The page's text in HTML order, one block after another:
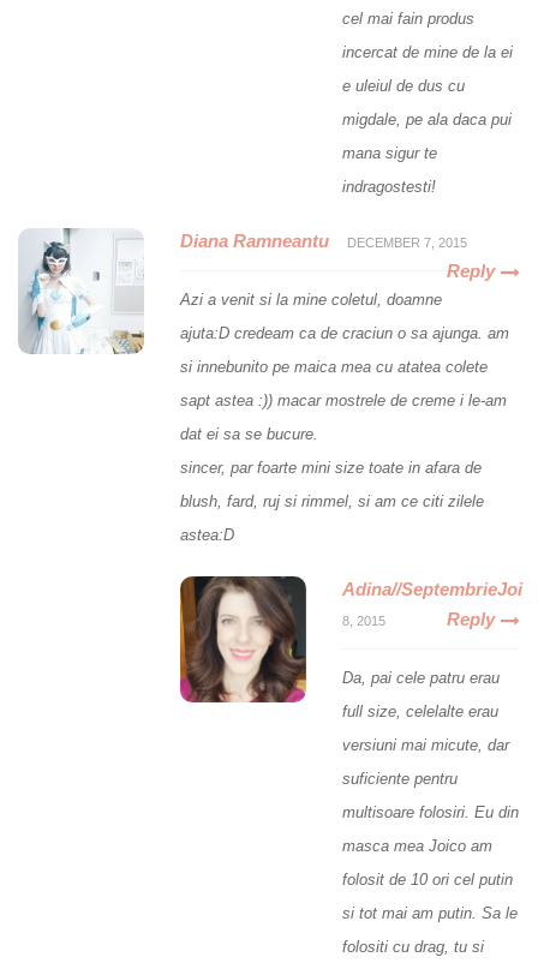
cel mai fain produs
incercat de mine de la ei
e uleiul de dus cu
migdale, pe ala daca pui
mana sigur te
indragostesti!
Diana Ramneantu DECEMBER 7, 2015
Reply
Azi a venit si la mine coletul, doamne
ajuta:D credeam ca de craciun o sa ajunga. am
si innebunito pe maica mea cu atatea colete
sapt astea :)) macar mostrele de creme i le-am
dat ei sa se bucure.
sincer, par foarte mini size toate in afara de
blush, fard, ruj si rimmel, si am ce citi zilele
astea:D
Adina//SeptembrieJoi
8, 2015 Reply
Da, pai cele patru erau
full size, celelalte erau
versiuni mai micute, dar
suficiente pentru
multisoare folosiri. Eu din
masca mea Joico am
folosit de 10 ori cel putin
si tot mai am putin. Sa le
folositi cu drag, tu si